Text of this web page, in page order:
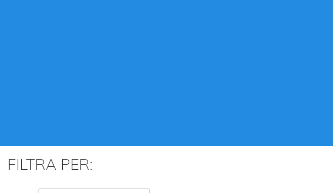
FILTRA PER: